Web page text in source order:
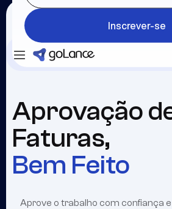
Inscrever-se
Aprovação
Faturas,
Bem Feito
Aprove o trabalho com confiança